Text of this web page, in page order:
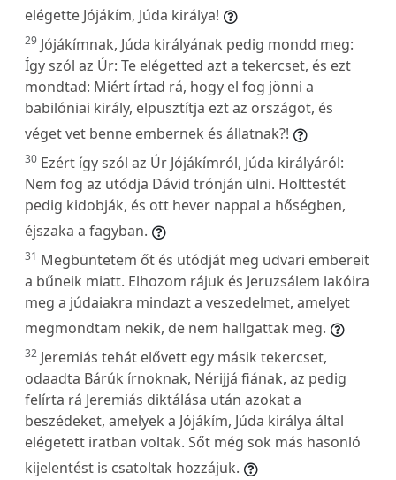
elégette Jójákím, Júda királya!
29 Jójákímnak, Júda királyának pedig mondd meg:
Így szól az Úr: Te elégetted azt a tekercset, és ezt
mondtad: Miért írtad rá, hogy el fog jönni a
babilóniai király, elpusztítja ezt az országot, és
véget vet benne embernek és állatnak?!
30 Ezért így szól az Úr Jójákímról, Júda királyáról:
Nem fog az utódja Dávid trónján ülni. Holttestét
pedig kidobják, és ott hever nappal a hőségben,
éjszaka a fagyban.
31 Megbüntetem őt és utódját meg udvari embereit
a bűneik miatt. Elhozom rájuk és Jeruzsálem lakóira
meg a júdaiakra mindazt a veszedelmet, amelyet
megmondtam nekik, de nem hallgattak meg.
32 Jeremiás tehát elővett egy másik tekercset,
odaadta Bárúk írnoknak, Nérijjá fiának, az pedig
felírta rá Jeremiás diktálása után azokat a
beszédeket, amelyek a Jójákím, Júda királya által
elégetett iratban voltak. Sőt még sok más hasonló
kijelentést is csatoltak hozzájuk.